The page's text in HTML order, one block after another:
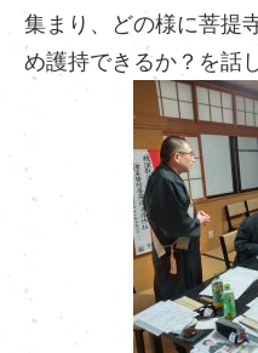
集まり、どの様に菩提
め護持できるか？を話